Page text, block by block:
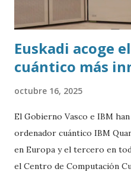
Euskadi acoge
cuántico más
octubre 16, 2025
El Gobierno Vasco e IBM
ordenador cuántico IBM
en Europa y el tercero en
el Centro de Computación